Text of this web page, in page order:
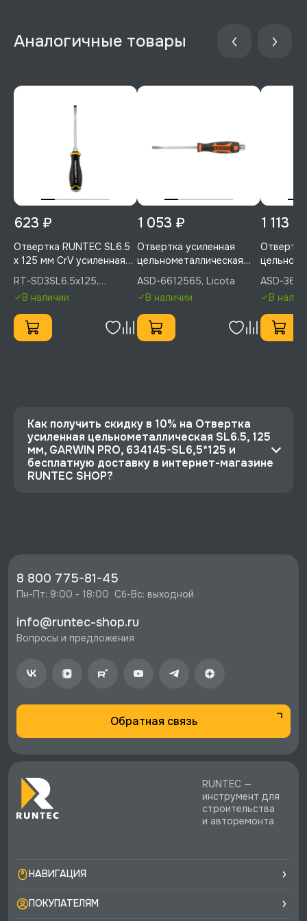
623 ₽
Отвертка RUNTEC SL6.5
x 125 мм CrV усиленная
со сквозным стержнем,
RT-SD3SL6.5x125
RT-SD3SL6.5x125,
RUNTEC
В наличии
1 053 ₽
Отвертка усиленная
цельнометаллическая
SL6.5, 125 мм, Licota,
ASD-6612565
ASD-6612565, Licota
В наличии
1 113 ₽
SL6.5,
ASD-
ASD-
В
Как получить скидку в 10% на Отвертка
усиленная цельнометаллическая SL6.5, 125
мм, GARWIN PRO, 634145-SL6,5*125 и
бесплатную доставку в интернет-магазине
RUNTEC SHOP?
PRO, 634145-SL6,5*125 со скидкой - 702 руб.
⚡️ Бесплатная доставка в Москве, Санкт-
стоимости заказа.
8 800 775-81-45
Пн-Пт: 9:00 - 18:00  Сб-Вс: выходной
info@runtec-shop.ru
Вопросы и предложения
Обратная связь
RUNTEC —
инструмент для
строительства
и авторемонта
НАВИГАЦИЯ
ПОКУПАТЕЛЯМ